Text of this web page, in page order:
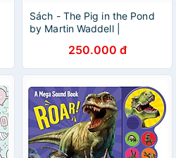
Sách - The Pig in the Pond
by Martin Waddell |
250.000 đ